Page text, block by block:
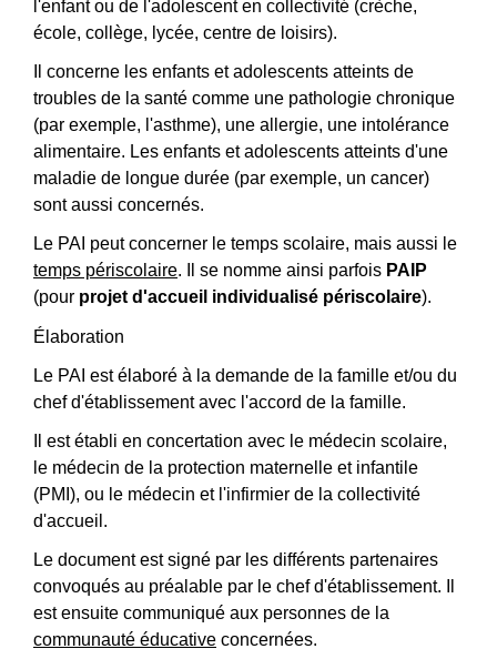
l'enfant ou de l'adolescent en collectivité (crèche,
école, collège, lycée, centre de loisirs).
Il concerne les enfants et adolescents atteints de
troubles de la santé comme une pathologie chronique
(par exemple, l'asthme), une allergie, une intolérance
alimentaire. Les enfants et adolescents atteints d'une
maladie de longue durée (par exemple, un cancer)
sont aussi concernés.
Le PAI peut concerner le temps scolaire, mais aussi le
temps périscolaire. Il se nomme ainsi parfois PAIP
(pour projet d'accueil individualisé périscolaire).
Élaboration
Le PAI est élaboré à la demande de la famille et/ou du
chef d'établissement avec l'accord de la famille.
Il est établi en concertation avec le médecin scolaire,
le médecin de la protection maternelle et infantile
(PMI), ou le médecin et l'infirmier de la collectivité
d'accueil.
Le document est signé par les différents partenaires
convoqués au préalable par le chef d'établissement. Il
est ensuite communiqué aux personnes de la
communauté éducative concernées.